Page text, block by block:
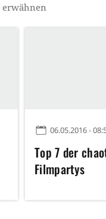
erwähnen
06.05.2016 -
Top 7 der
Filmpartys